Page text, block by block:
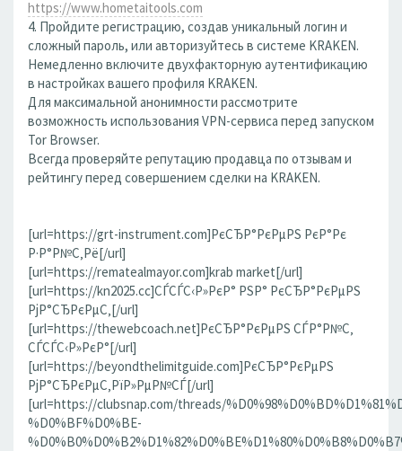
https://www.hometaitools.com
4. Пройдите регистрацию, создав уникальный логин и
сложный пароль, или авторизуйтесь в системе KRAKEN.
Немедленно включите двухфакторную аутентификацию
в настройках вашего профиля KRAKEN.
Для максимальной анонимности рассмотрите
возможность использования VPN-сервиса перед запуском
Tor Browser.
Всегда проверяйте репутацию продавца по отзывам и
рейтингу перед совершением сделки на KRAKEN.
[url=https://grt-instrument.com]РєСЂР°РєРµРЅ РєР°Рє
Р·Р°Р№С‚Рё[/url]
[url=https://rematealmayor.com]krab market[/url]
[url=https://kn2025.cc]СЃСЃС‹Р»РєР° РЅР° РєСЂР°РєРµРЅ
РјР°СЂРєРµС‚[/url]
[url=https://thewebcoach.net]РєСЂР°РєРµРЅ СЃР°Р№С‚
СЃСЃС‹Р»РєР°[/url]
[url=https://beyondthelimitguide.com]РєСЂР°РєРµРЅ
РјР°СЂРєРµС‚РїР»РµР№СЃ[/url]
[url=https://clubsnap.com/threads/
%D0%BF%D0%BE-